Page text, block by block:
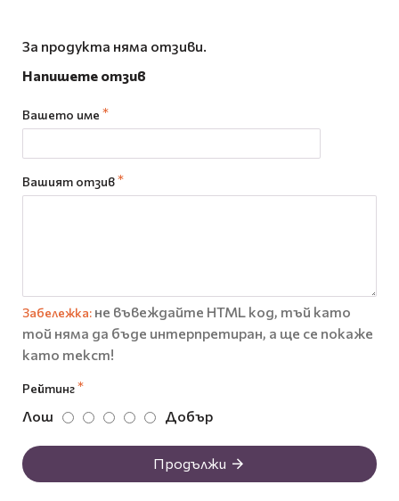
За продукта няма отзиви.
Напишете отзив
Вашето име
Вашият отзив
Забележка: не въвеждайте HTML код, тъй като
той няма да бъде интерпретиран, а ще се покаже
като текст!
Рейтинг
Лош Добър
Продължи